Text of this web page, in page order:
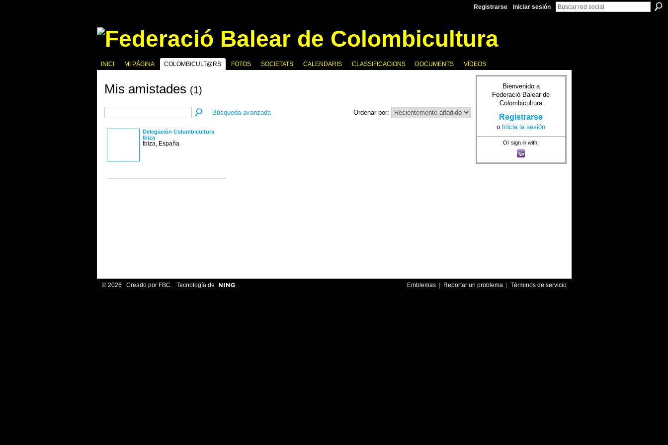
Registrarse Iniciar sesión
INICI MI PÁGINA COLOMBICULT@RS FOTOS SOCIETATS CALENDARIS CLASSIFICACIONS DOCUMENTS VÍDEOS
Mis amistades (1)
Búsqueda avanzada Ordenar por:
Delegación Columbicultura
Ibiza
Ibiza, España
Bienvenido a
Federació Balear de
Colombicultura
Registrarse
o Inicia la sesión
Or sign in with:
© 2026 Creado por FBC. Tecnología de Emblemas| Reportar un problema| Términos de servicio